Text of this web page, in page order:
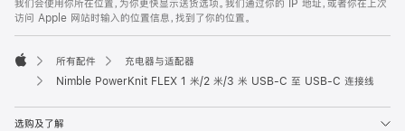
脚
我们会使用你所在位置，为你更快显示送货选项。我们通过你的 IP 地址，或者你在上次
访问 Apple 网站时输入的位置信息，找到了你的位置。
Apple
所有配件
充电器与适配器
Nimble PowerKnit FLEX 1 米/2 米/3 米 USB-C 至 USB-C 连接线
选购及了解